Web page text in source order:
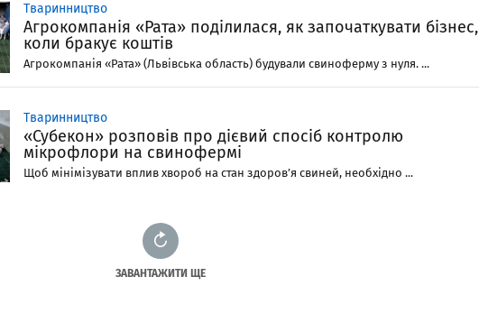
Тваринництво
Агрокомпанія «Рата» поділилася, як започаткувати бізнес,
коли бракує коштів
Агрокомпанія «Рата» (Львівська область) будували свиноферму з нуля. ...
Тваринництво
«Субекон» розповів про дієвий спосіб контролю
мікрофлори на свинофермі
Щоб мінімізувати вплив хвороб на стан здоров’я свиней, необхідно ...
ЗАВАНТАЖИТИ ЩЕ